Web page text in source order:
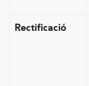
Rectificació